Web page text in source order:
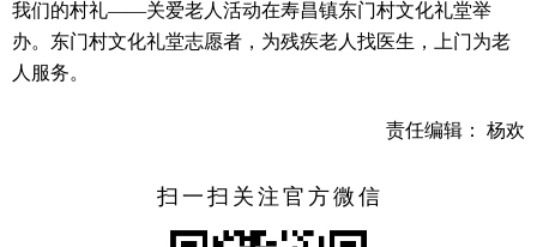
我们的村礼——关爱老人活动在寿昌镇东门村文化礼堂举
办。东门村文化礼堂志愿者，为残疾老人找医生，上门为老
人服务。
责任编辑： 杨欢
扫一扫关注官方微信